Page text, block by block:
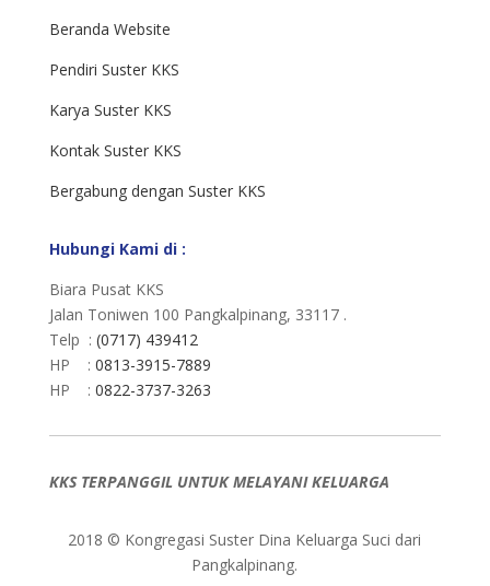
Beranda Website
Pendiri Suster KKS
Karya Suster KKS
Kontak Suster KKS
Bergabung dengan Suster KKS
Hubungi Kami di :
Biara Pusat KKS
Jalan Toniwen 100 Pangkalpinang, 33117 .
Telp : (0717) 439412
HP : 0813-3915-7889
HP : 0822-3737-3263
KKS TERPANGGIL UNTUK MELAYANI KELUARGA
2018 © Kongregasi Suster Dina Keluarga Suci dari
Pangkalpinang.